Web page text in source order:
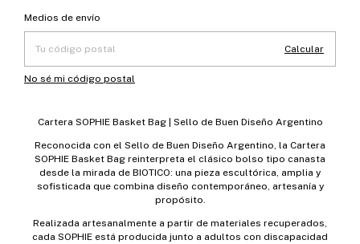
Entregas para el CP:
Medios de envío
Calcular
No sé mi código postal
Cartera SOPHIE Basket Bag | Sello de Buen Diseño Argentino
Reconocida con el Sello de Buen Diseño Argentino, la Cartera
SOPHIE Basket Bag reinterpreta el clásico bolso tipo canasta
desde la mirada de BIOTICO: una pieza escultórica, amplia y
sofisticada que combina diseño contemporáneo, artesanía y
propósito.
Realizada artesanalmente a partir de materiales recuperados,
cada SOPHIE está producida junto a adultos con discapacidad